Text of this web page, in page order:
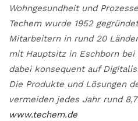
Wohngesundheit und
Techem wurde 1952
Mitarbeitern in rund 20
mit Hauptsitz in Eschborn
dabei konsequent auf
Die Produkte und Lösungen
vermeiden jedes Jahr rund
www.techem.de